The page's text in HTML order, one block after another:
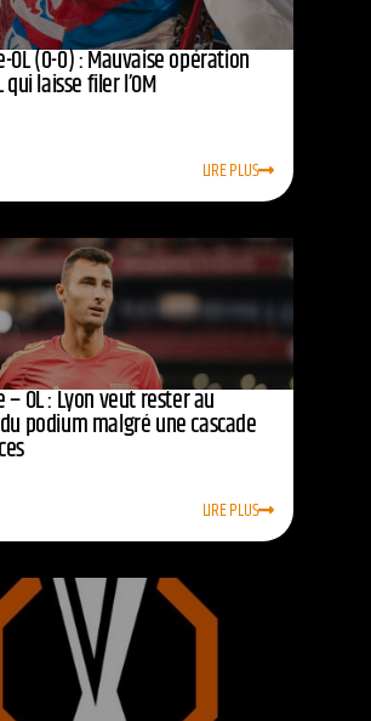
OL (0-0) : Mauvaise opération
qui laisse filer l’OM
LIRE PLUS
– OL : Lyon veut rester au
podium malgré une cascade
LIRE PLUS